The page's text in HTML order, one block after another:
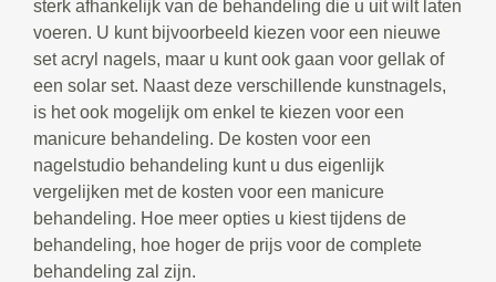
sterk afhankelijk van de behandeling die u uit wilt laten
voeren. U kunt bijvoorbeeld kiezen voor een nieuwe
set acryl nagels, maar u kunt ook gaan voor gellak of
een solar set. Naast deze verschillende kunstnagels,
is het ook mogelijk om enkel te kiezen voor een
manicure behandeling. De kosten voor een
nagelstudio behandeling kunt u dus eigenlijk
vergelijken met de kosten voor een manicure
behandeling. Hoe meer opties u kiest tijdens de
behandeling, hoe hoger de prijs voor de complete
behandeling zal zijn.